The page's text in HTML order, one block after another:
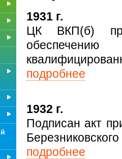
1931 г.
ЦК ВКП(б)
подробнее
1932 г.
Подписан акт
подробнее